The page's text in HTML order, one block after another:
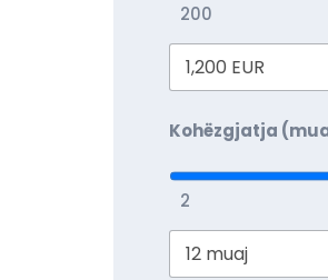
200
Kohëzgjatja
2